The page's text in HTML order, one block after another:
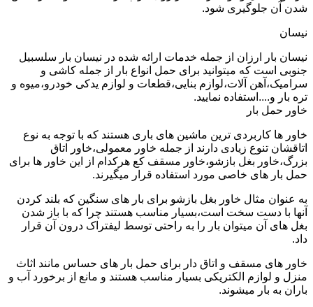
شدن آن جلوگیری شود.
نیسان
نیسان بار ارزان از جمله خدمات ارائه شده در نیسان بار سلسبیل
جنوبی است که میتوانید برای حمل انواع بار از جمله کاشی و
سرامیک،آهن آلات،لوازم بنایی،قطعات و لوازم یدکی خودرو،میوه و
تره بار و....استفاده نمایید.
خاور حمل بار
خاور ها کاربردی ترین ماشین های باری هستند که با توجه به نوع
اتاقشان تنوع زیادی دارند از جمله خاور معمولی،خاور اتاق
بزرگ،خاور بغل بازشو،خاور مسقف کع هرکدام از این خاور ها برای
حمل بار های خاصی مورد استفاده قرار میگیرند.
به عنوان مثال خاور بغل بازشو برای بار های سنگین که بلند کردن
آنها با دست سخت است،بسیار مناسب هستند چرا که با باز شدن
بغل های آن میتوان بار را به راحتی توسط لیفتراک درون آن قرار
داد.
خاور های مسقف و اتاق دار برای حمل بار های حساس مانند اثاث
منزل و لوازم الکتریکی بسیار مناسب هستند و مانع از برخورد آب و
باران به بار میشوند.